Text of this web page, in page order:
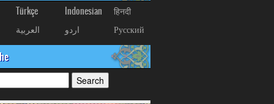
Türkçe Indonesian
हिनदी
العربیة
اردو Русский